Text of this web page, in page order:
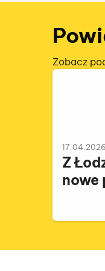
Zobacz
17.04.2026
Z
nowe